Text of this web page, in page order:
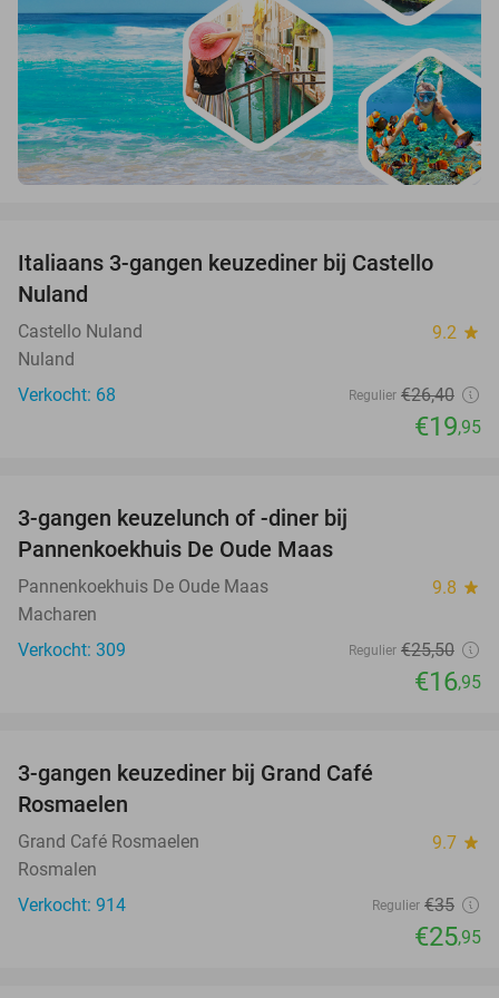
24%
Italiaans 3-gangen keuzediner bij Castello
Nuland
Castello Nuland 9.2 star
Nuland
Verkocht: 68
Regulier €26,40
€19,95
3-gangen keuzelunch of -diner bij
Pannenkoekhuis De Oude Maas
Pannenkoekhuis De Oude Maas 9.8 star
Macharen
Verkocht: 309
Regulier €25,50
€16,95
3-gangen keuzediner bij Grand Café
Rosmaelen
Grand Café Rosmaelen 9.7 star
Rosmalen
Verkocht: 914
Regulier €35
€25,95